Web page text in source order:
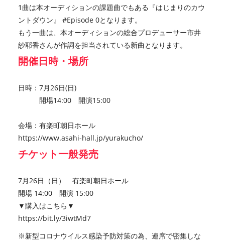
1曲は本オーディションの課題曲でもある『はじまりのカウ
ントダウン』 #Episode 0となります。
もう一曲は、本オーディションの総合プロデューサー市井
紗耶香さんが作詞を担当されている新曲となります。
開催日時・場所
日時：7月26日(日)
開場14:00 開演15:00
会場：有楽町朝日ホール
https://www.asahi-hall.jp/yurakucho/
チケット一般発売
7月26日（日） 有楽町朝日ホール
開場 14:00 開演 15:00
▼購入はこちら▼
https://bit.ly/3iwtMd7
※新型コロナウイルス感染予防対策の為、連席で密集しな